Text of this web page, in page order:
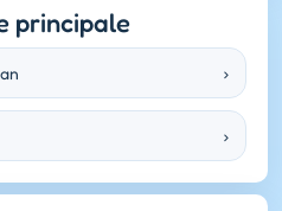
principale
›
›